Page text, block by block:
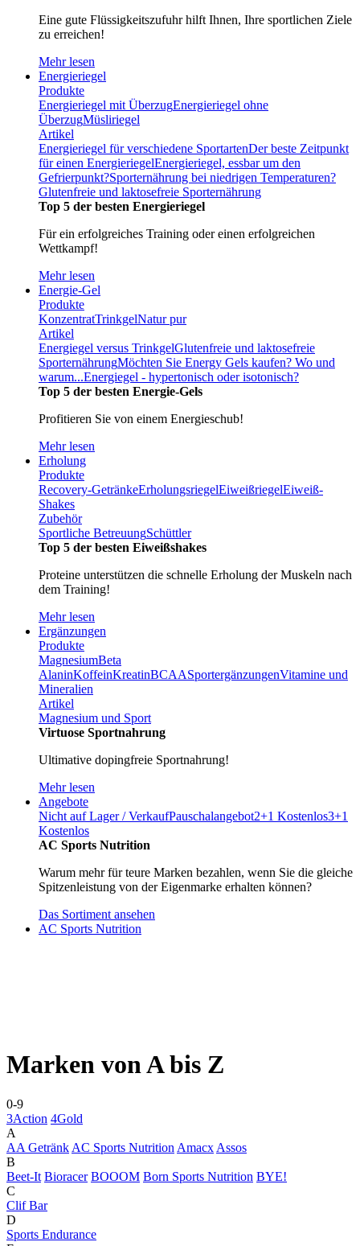
Eine gute Flüssigkeitszufuhr hilft Ihnen, Ihre sportlichen Ziele
zu erreichen!
Mehr lesen
Energieriegel
Produkte
Energieriegel mit ÜberzugEnergieriegel ohne
ÜberzugMüsliriegel
Artikel
Energieriegel für verschiedene SportartenDer beste Zeitpunkt
für einen EnergieriegelEnergieriegel, essbar um den
Gefrierpunkt?Sporternährung bei niedrigen Temperaturen?
Glutenfreie und laktosefreie Sporternährung
Top 5 der besten Energieriegel
Für ein erfolgreiches Training oder einen erfolgreichen
Wettkampf!
Mehr lesen
Energie-Gel
Produkte
KonzentratTrinkgelNatur pur
Artikel
Energiegel versus TrinkgelGlutenfreie und laktosefreie
SporternährungMöchten Sie Energy Gels kaufen? Wo und
warum...Energiegel - hypertonisch oder isotonisch?
Top 5 der besten Energie-Gels
Profitieren Sie von einem Energieschub!
Mehr lesen
Erholung
Produkte
Recovery-GetränkeErholungsriegelEiweißriegelEiweiß-
Shakes
Zubehör
Sportliche BetreuungSchüttler
Top 5 der besten Eiweißshakes
Proteine unterstützen die schnelle Erholung der Muskeln nach
dem Training!
Mehr lesen
Ergänzungen
Produkte
MagnesiumBeta
AlaninKoffeinKreatinBCAASportergänzungenVitamine und
Mineralien
Artikel
Magnesium und Sport
Virtuose Sportnahrung
Ultimative dopingfreie Sportnahrung!
Mehr lesen
Angebote
Nicht auf Lager / VerkaufPauschalangebot2+1 Kostenlos3+1
Kostenlos
AC Sports Nutrition
Warum mehr für teure Marken bezahlen, wenn Sie die gleiche
Spitzenleistung von der Eigenmarke erhalten können?
Das Sortiment ansehen
AC Sports Nutrition
Marken von A bis Z
0-9
3Action 4Gold
A
AA Getränk AC Sports Nutrition Amacx Assos
B
Beet-It Bioracer BOOOM Born Sports Nutrition BYE!
C
Clif Bar
D
Sports Endurance